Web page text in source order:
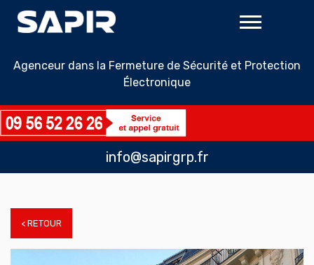
Agenceur dans la Fermeture de Sécurité et Protection
Électronique
info@sapirgrp.fr
< RETOUR